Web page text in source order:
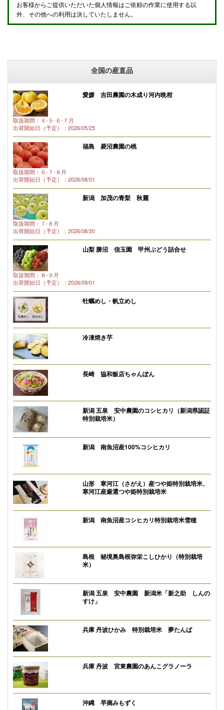
お客様からご提供いただいた個人情報はご依頼の作業に使用する以
外、その他への利用は決していたしません。
全国の産直品
愛媛 吉田農園の木成り河内晩柑
取扱期間：４-５-６-７月
出荷開始日（予定）：2026/05/25
福島 菱沼農園の桃
取扱期間：６-７-８月
出荷開始日（予定）：2026/08/01
新潟 加茂の青梨 秋麗
取扱期間：７-８月
出荷開始日（予定）：2026/08/20
山梨 勝沼 信玉園 甲州ぶどう詰合せ
取扱期間：８-９月
出荷開始日（予定）：2026/09/01
牡蠣めし・帆立めし
冷凍焼き芋
長崎 協和飯店ちゃんぽん
新潟 五泉 安中農園のコシヒカリ（新潟県認証
特別栽培米）
新潟 南魚沼産100%コシヒカリ
山形 寒河江（さがえ）産つや姫特別栽培米、
寒河江産厳選つや姫特別栽培米
新潟 南魚沼産コシヒカリ特別栽培米雪穂
島根 秘境奥島根弥栄こしひかり（特別栽培
米）
新潟 五泉 安中農園 新潟米「新之助 しんの
すけ」
兵庫 丹波ひかみ 特別栽培米 夢たんば
兵庫 丹波 宮東農園のあんこグラノーラ
沖縄 早摘みもずく